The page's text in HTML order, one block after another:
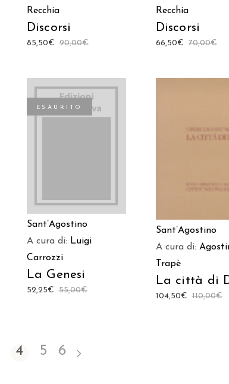
Recchia
Discorsi
90,00€
85,50€
Recchia
Discorsi
70,00€
66,50€
ESAURITO
Sant’Agostino
A cura di: Luigi
Carrozzi
La Genesi
55,00€
52,25€
Sant’Agostino
A cura di:
Trapè
La città di
110,00€
104,50€
4 5 6